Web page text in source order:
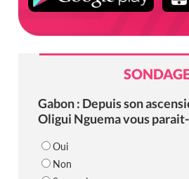
Gabon : Depuis son
Oligui Nguema vous
Oui
Non